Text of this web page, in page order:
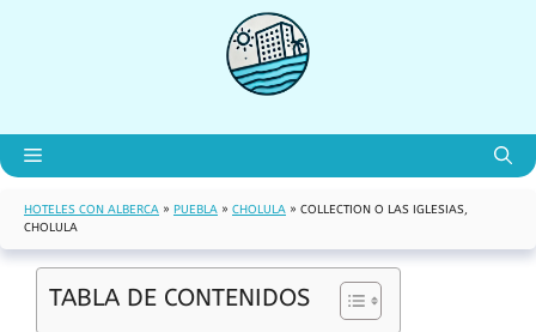
Menú
HOTELES CON ALBERCA » PUEBLA » CHOLULA » COLLECTION O LAS IGLESIAS,
CHOLULA
TABLA DE CONTENIDOS